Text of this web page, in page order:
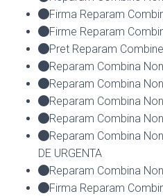
Firma Reparam
Firme Reparam
Pret Reparam
Reparam Combina
Reparam Combina
Reparam Combina
Reparam Combina
Reparam Combina
DE URGENTA
Reparam Combina
Firma Reparam